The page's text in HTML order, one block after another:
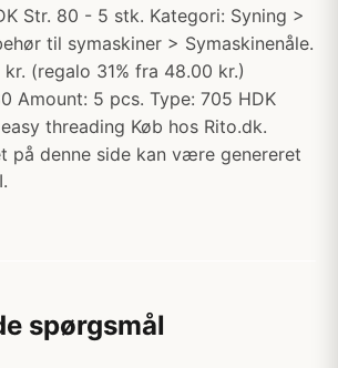
Str. 80 - 5 stk. Kategori: Syning >
til symaskiner > Symaskinenåle.
(regalo 31% fra 48.00 kr.)
Amount: 5 pcs. Type: 705 HDK
threading Køb hos Rito.dk.
på denne side kan være genereret
spørgsmål